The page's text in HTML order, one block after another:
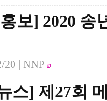
보] 2020 송
20 | NNP
스] 제27회